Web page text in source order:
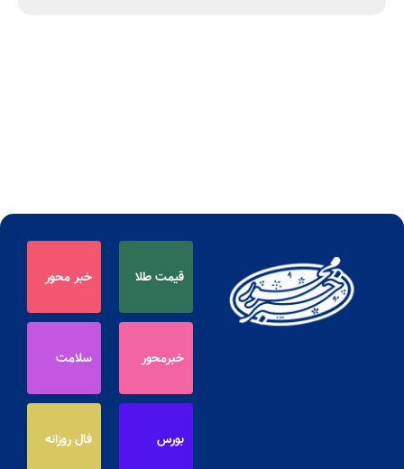
قیمت طلا خبر محور
خبرمحور سلامت
بورس فال روزانه